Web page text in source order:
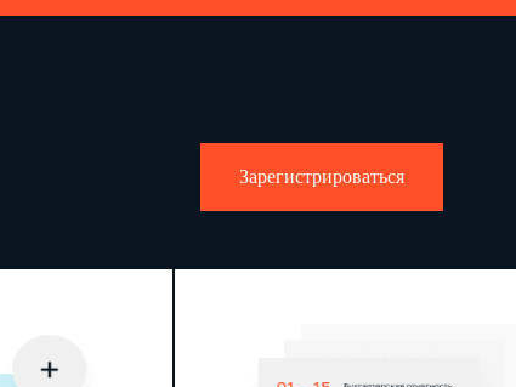
взаимодействие с респондентом может осуществляться также через
Зарегистрироваться